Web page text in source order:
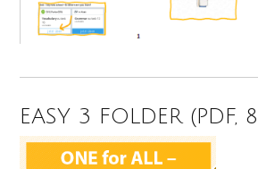
EASY 3 FOLDER (PDF,